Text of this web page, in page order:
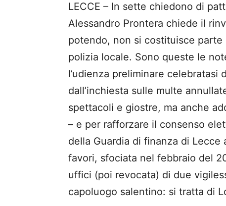
LECCE – In sette chiedono di
Alessandro Prontera chiede il
potendo, non si costituisce
polizia locale. Sono queste le
l’udienza preliminare celebratasi
dall’inchiesta sulle multe
spettacoli e giostre, ma anche
– e per rafforzare il consenso
della Guardia di finanza di
favori, sfociata nel febbraio del
uffici (poi revocata) di due
capoluogo salentino: si tratta di